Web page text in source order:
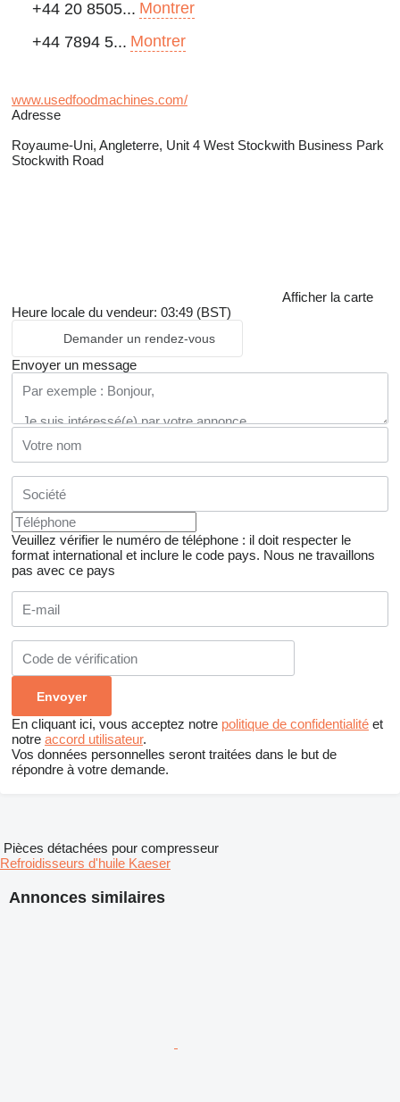
+44 20 8505... Montrer
+44 7894 5... Montrer
www.usedfoodmachines.com/
Adresse
Royaume-Uni, Angleterre, Unit 4 West Stockwith Business Park
Stockwith Road
Afficher la carte
Heure locale du vendeur: 03:49 (BST)
Demander un rendez-vous
Envoyer un message
Veuillez vérifier le numéro de téléphone : il doit respecter le
format international et inclure le code pays. Nous ne travaillons
pas avec ce pays
En cliquant ici, vous acceptez notre politique de confidentialité et
notre accord utilisateur.
Vos données personnelles seront traitées dans le but de
répondre à votre demande.
Annonces similaires
Pièces détachées pour compresseur
Refroidisseurs d'huile Kaeser